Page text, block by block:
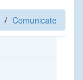
Comunicate